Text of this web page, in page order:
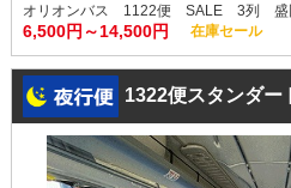
オリオンバス 1122便 SALE 3列 盛
6,500円～14,500円 在庫セール
1322便スタンダー